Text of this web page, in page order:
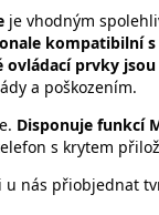
je vhodným
kompatibilní
prvky
a poškozením.
Disponuje funkcí
s krytem
nás přiobjednat